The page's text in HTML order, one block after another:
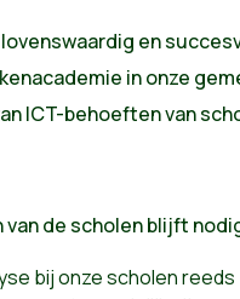
en
in onze
ICT-behoeften van
van de scholen blijft
bij onze scholen reeds